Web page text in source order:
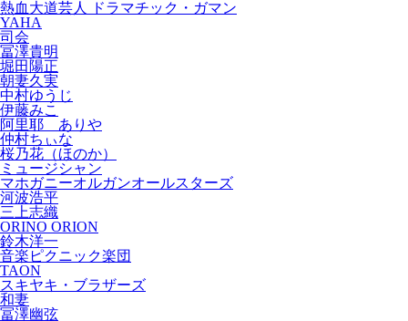
熱血大道芸人 ドラマチック・ガマン
YAHA
司会
冨澤貴明
堀田陽正
朝妻久実
中村ゆうじ
伊藤みこ
阿里耶 ありや
仲村ちぃな
桜乃花（ほのか）
ミュージシャン
マホガニーオルガンオールスターズ
河波浩平
三上志織
ORINO ORION
鈴木洋一
音楽ピクニック楽団
TAON
スキヤキ・ブラザーズ
和妻
冨澤幽弦